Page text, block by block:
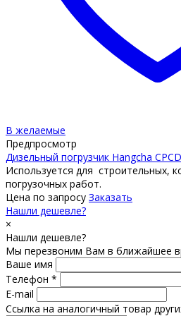
В желаемые
Предпросмотр
Дизельный погрузчик Hangcha
Используется для строительных,
погрузочных работ.
Цена по запросу Заказать
Нашли дешевле?
×
Нашли дешевле?
Мы перезвоним Вам в ближайшее
Ваше имя
Телефон *
E-mail
Ссылка на аналогичный товар